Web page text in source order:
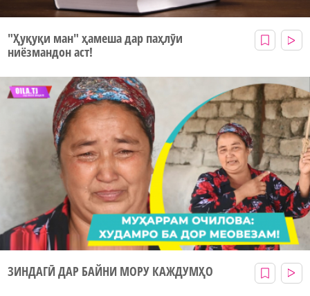
"Ҳуқуқи ман" ҳамеша дар паҳлӯи
ниёзмандон аст!
ЗИНДАГӢ ДАР БАЙНИ МОРУ КАЖДУМҲО